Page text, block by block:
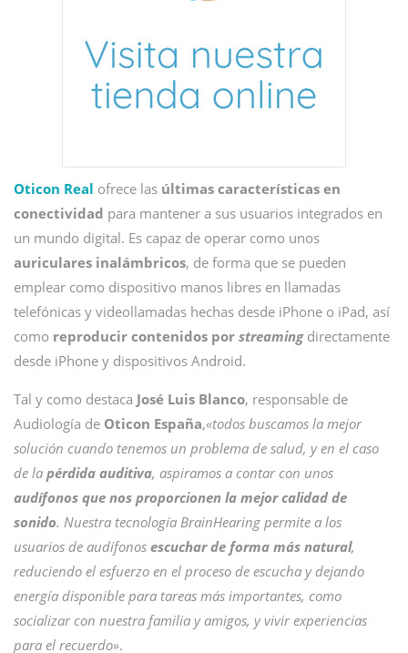
Oticon Real ofrece las últimas características en
conectividad para mantener a sus usuarios integrados en
un mundo digital. Es capaz de operar como unos
auriculares inalámbricos, de forma que se pueden
emplear como dispositivo manos libres en llamadas
telefónicas y videollamadas hechas desde iPhone o iPad, así
como reproducir contenidos por streamingdirectamente
desde iPhone y dispositivos Android.
Tal y como destaca José Luis Blanco, responsable de
Audiología de Oticon España,«todos buscamos la mejor
solución cuando tenemos un problema de salud, y en el caso
de la pérdida auditiva, aspiramos a contar con unos
audífonos que nos proporcionen la mejor calidad de
sonido. Nuestra tecnología BrainHearing permite a los
usuarios de audífonos escuchar de forma más natural,
reduciendo el esfuerzo en el proceso de escucha y dejando
energía disponible para tareas más importantes, como
socializar con nuestra familia y amigos, y vivir experiencias
para el recuerdo».